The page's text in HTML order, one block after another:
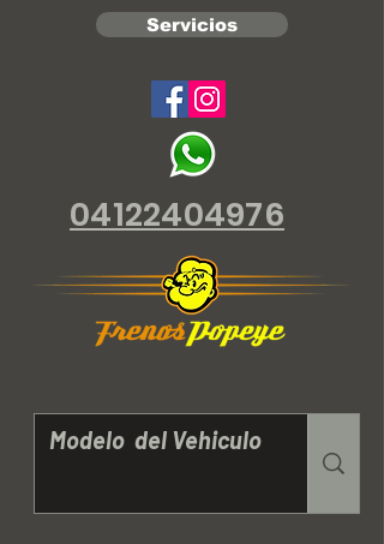
Servicios
04122404976